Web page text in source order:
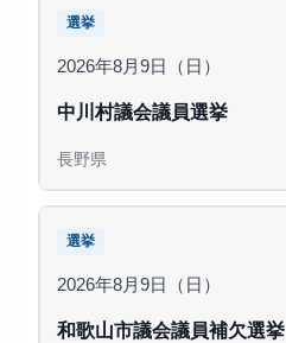
選挙
2026年8月9日（日）
中川村議会議員選挙
長野県
選挙
2026年8月9日（日）
和歌山市議会議員補欠選挙